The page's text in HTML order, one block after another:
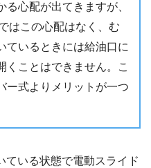
心配が出てきますが、
はこの心配はなく、む
ているときには給油口に
くことはできません。こ
ー式よりメリットが一つ
ている状態で電動スライド